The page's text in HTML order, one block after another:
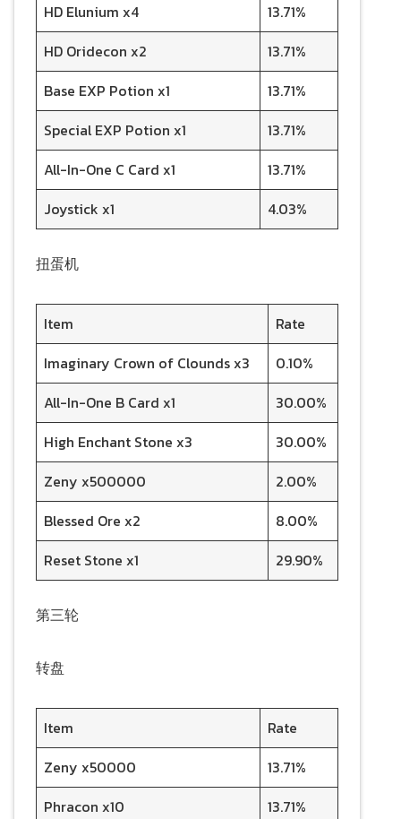
HD Elunium x4
13.71%
HD Oridecon x2
13.71%
Base EXP Potion x1
13.71%
Special EXP Potion x1
13.71%
All-In-One C Card x1
13.71%
Joystick x1
4.03%
扭蛋机
Item
Rate
Imaginary Crown of Clounds x3
0.10%
All-In-One B Card x1
30.00%
High Enchant Stone x3
30.00%
Zeny x500000
2.00%
Blessed Ore x2
8.00%
Reset Stone x1
29.90%
第三轮
转盘
Item
Rate
Zeny x50000
13.71%
Phracon x10
13.71%